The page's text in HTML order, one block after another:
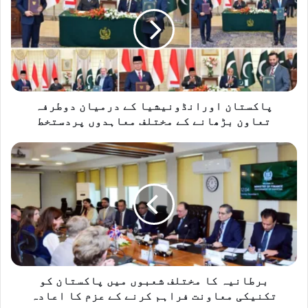
ک
س
ت
ا
ن
ا
و
ڈ
و
ن
ی
ا
ک
ے
پاکستان اورانڈونیشیا کے درمیان دوطرفہ
تعاون بڑھانے کے مختلف معاہدوں پردستخط
ب
ر
ط
ی
ہ
ک
ا
برطانیہ کا مختلف شعبوں میں پاکستان کو
تکنیکی معاونت فراہم کرنے کے عزم کا اعادہ